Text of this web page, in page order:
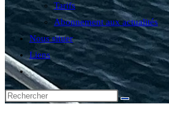
Tarifs
Abonnement aux actualités
Nous situer
Liens
Toggle
website
search